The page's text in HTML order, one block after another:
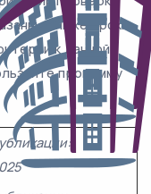
ниже сроки.
к данной
прогрмму